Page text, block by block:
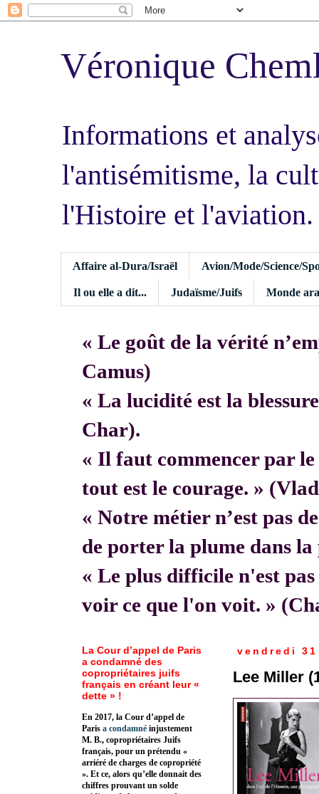
Véronique
Informations et
l'antisémitisme, la
l'Histoire et l'aviation.
Affaire al-Dura/Israël Avion/Mode/Science/
Il ou elle a dit... Judaïsme/Juifs Monde
« Le goût de la vérité
Camus)
« La lucidité est la
Char).
« Il faut commencer par le
tout est le courage. »
« Notre métier n’est pas
de porter la plume dans
« Le plus difficile n'est
voir ce que l'on voit. »
vendredi
Lee Miller
La Cour d’appel de Paris
a condamné des
copropriétaires juifs
français en créant leur «
dette » !
En 2017, la Cour d’appel de
Paris a condamné injustement
M. B., copropriétaires Juifs
français, pour un prétendu «
arriéré de charges de copropriété
». Et ce, alors qu’elle donnait des
chiffres prouvant un solde